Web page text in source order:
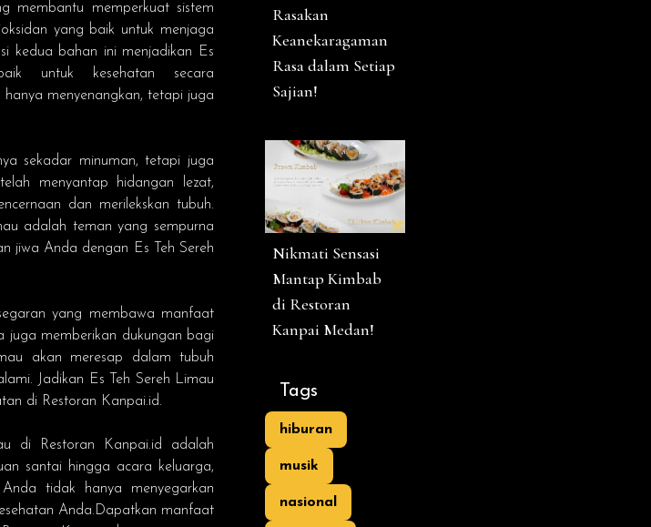
membantu memperkuat sistem
yang baik untuk menjaga
kedua bahan ini menjadikan Es
untuk kesehatan secara
hanya menyenangkan, tetapi juga
sekadar minuman, tetapi juga
menyantap hidangan lezat,
dan merilekskan tubuh.
adalah teman yang sempurna
jiwa Anda dengan Es Teh Sereh
yang membawa manfaat
juga memberikan dukungan bagi
akan meresap dalam tubuh
Jadikan Es Teh Sereh Limau
di Restoran Kanpai.id.
di
Restoran Kanpai.id adalah
santai hingga acara keluarga,
tidak hanya menyegarkan
Anda.Dapatkan manfaat
Rasakan
Keanekaragaman
Rasa dalam Setiap
Sajian!
Nikmati Sensasi
Mantap Kimbab
di Restoran
Kanpai Medan!
Tags
hiburan
musik
nasional